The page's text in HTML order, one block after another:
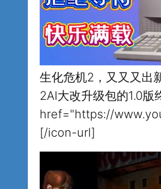
生化危机2，又又又出
2AI大改升级包的1.0
href="https://
[/icon-url]